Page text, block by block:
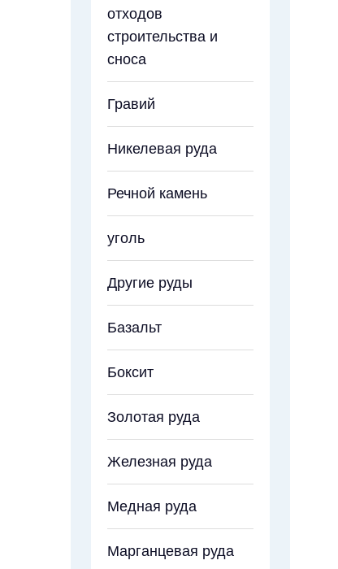
отходов
строительства и
сноса
Гравий
Никелевая руда
Речной камень
уголь
Другие руды
Базальт
Боксит
Золотая руда
Железная руда
Медная руда
Марганцевая руда